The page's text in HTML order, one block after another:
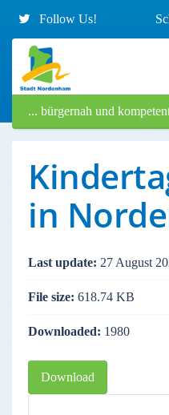
Follow Us!
... bürgernah und
in
Last update: 27 August
File size: 618.74 KB
Downloaded: 1980
Download